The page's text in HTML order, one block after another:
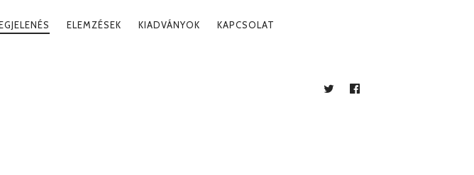
ELEMZÉSEK KIADVÁNYOK KAPCSOLAT
TWITTERFACEBOOK